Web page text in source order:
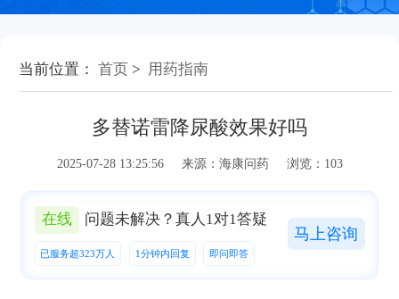
当前位置： 首页 > 用药指南
多替诺雷降尿酸效果好吗
2025-07-28 13:25:56 来源：海康问药 浏览：103
在线 问题未解决？真人1对1答疑
已服务超323万人 1分钟内回复 即问即答
马上咨询